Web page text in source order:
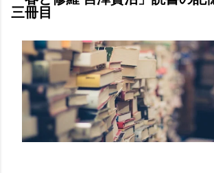
三冊目